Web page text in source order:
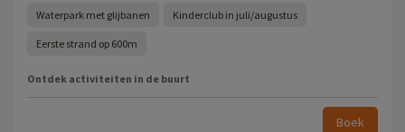
Waterpark met glijbanen Kinderclub in juli/augustus
Eerste strand op 600m
Ontdek activiteiten in de buurt
Boek